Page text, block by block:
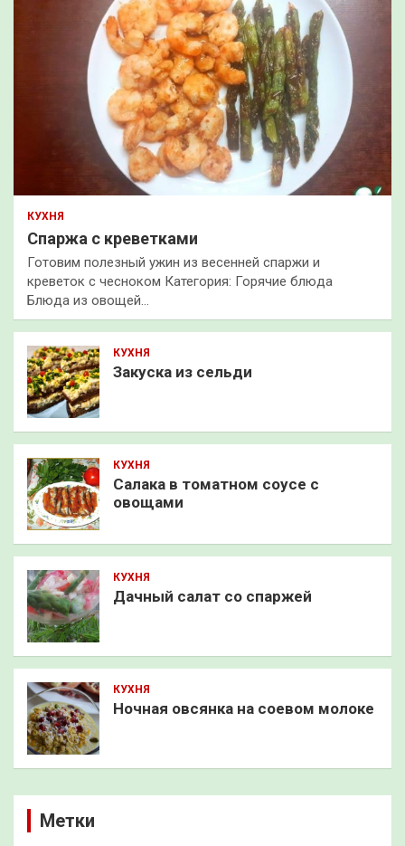
КУХНЯ
Спаржа с креветками
Готовим полезный ужин из весенней спаржи и
креветок с чесноком Категория: Горячие блюда
Блюда из овощей…
КУХНЯ
Закуска из сельди
КУХНЯ
Салака в томатном соусе с
овощами
КУХНЯ
Дачный салат со спаржей
КУХНЯ
Ночная овсянка на соевом молоке
Метки